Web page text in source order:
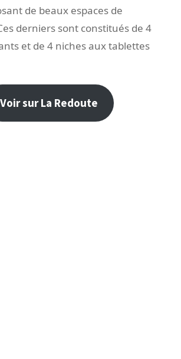
de beaux espaces de
derniers sont constitués de 4
et de 4 niches aux tablettes
Voir sur La Redoute